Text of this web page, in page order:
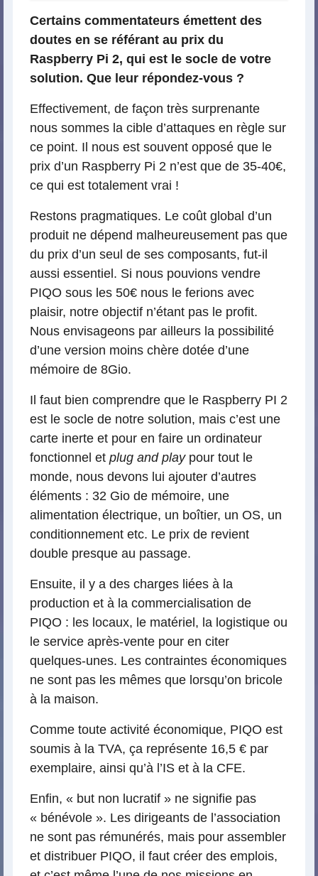
Certains commentateurs émettent des
doutes en se référant au prix du
Raspberry Pi 2, qui est le socle de votre
solution. Que leur répondez-vous ?
Effectivement, de façon très surprenante
nous sommes la cible d’attaques en règle sur
ce point. Il nous est souvent opposé que le
prix d’un Raspberry Pi 2 n’est que de 35-40€,
ce qui est totalement vrai !
Restons pragmatiques. Le coût global d’un
produit ne dépend malheureusement pas que
du prix d’un seul de ses composants, fut-il
aussi essentiel. Si nous pouvions vendre
PIQO sous les 50€ nous le ferions avec
plaisir, notre objectif n’étant pas le profit.
Nous envisageons par ailleurs la possibilité
d’une version moins chère dotée d’une
mémoire de 8Gio.
Il faut bien comprendre que le Raspberry PI 2
est le socle de notre solution, mais c’est une
carte inerte et pour en faire un ordinateur
fonctionnel et plug and playpour tout le
monde, nous devons lui ajouter d’autres
éléments : 32 Gio de mémoire, une
alimentation électrique, un boîtier, un OS, un
conditionnement etc. Le prix de revient
double presque au passage.
Ensuite, il y a des charges liées à la
production et à la commercialisation de
PIQO : les locaux, le matériel, la logistique ou
le service après-vente pour en citer
quelques-unes. Les contraintes économiques
ne sont pas les mêmes que lorsqu’on bricole
à la maison.
Comme toute activité économique, PIQO est
soumis à la TVA, ça représente 16,5 € par
exemplaire, ainsi qu’à l’IS et à la CFE.
Enfin, « but non lucratif » ne signifie pas
« bénévole ». Les dirigeants de l’association
ne sont pas rémunérés, mais pour assembler
et distribuer PIQO, il faut créer des emplois,